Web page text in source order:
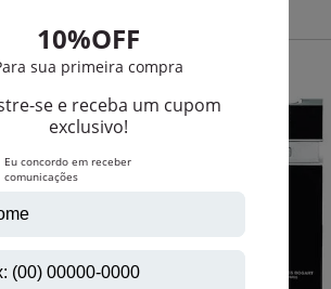
-R$ 119,80